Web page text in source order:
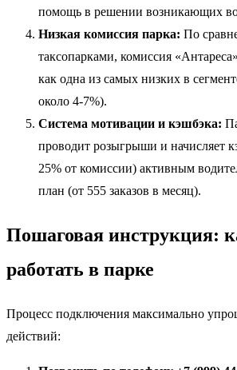
помощь в решении возникающих
Низкая комиссия парка: По
таксопарками, комиссия
как одна из самых низких в
около 4-7%).
Система мотивации и кэшбэка:
проводит розыгрыши и начисляет
25% от комиссии) активным
план (от 555 заказов в месяц).
Пошаговая инструкция:
работать в парке
Процесс подключения максимально
действий: